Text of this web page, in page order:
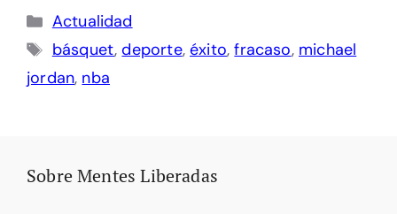
Categorías
Actualidad
Etiquetas
básquet,deporte,éxito,fracaso, michael
jordan, nba
Sobre Mentes Liberadas